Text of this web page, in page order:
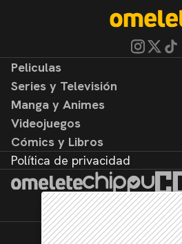
Peliculas
Noticias
Reseñas
Series y Televisión
Noticias
Reseñas
Manga y Animes
Noticias
Reseñas
Videojuegos
Noticias
Reseñas
Cómics y Libros
Noticias
Reseñas
Política de privacidad